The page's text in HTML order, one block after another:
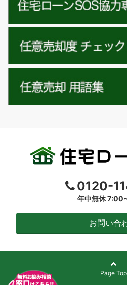
0120-
年中無休
お問い合
Page Top